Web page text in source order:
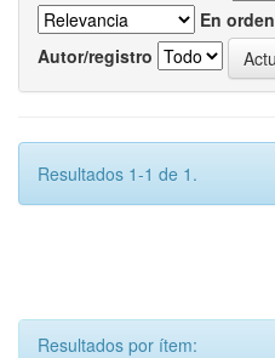
En orden
Autor/registro
Resultados 1-1 de 1.
Resultados por ítem: